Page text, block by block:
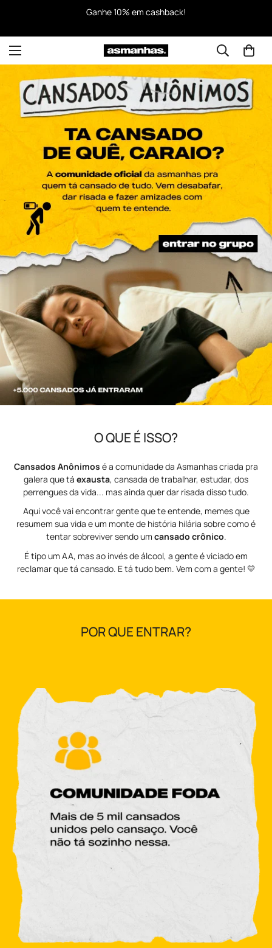
Ganhe 10% em cashback!
O QUE É ISSO?
Cansados Anônimos é a comunidade da Asmanhas criada pra
galera que tá exausta, cansada de trabalhar, estudar, dos
perrengues da vida... mas ainda quer dar risada disso tudo.
Aqui você vai encontrar gente que te entende, memes que
resumem sua vida e um monte de história hilária sobre como é
tentar sobreviver sendo um cansado crônico.
É tipo um AA, mas ao invés de álcool, a gente é viciado em
reclamar que tá cansado. E tá tudo bem. Vem com a gente! 💛
POR QUE ENTRAR?